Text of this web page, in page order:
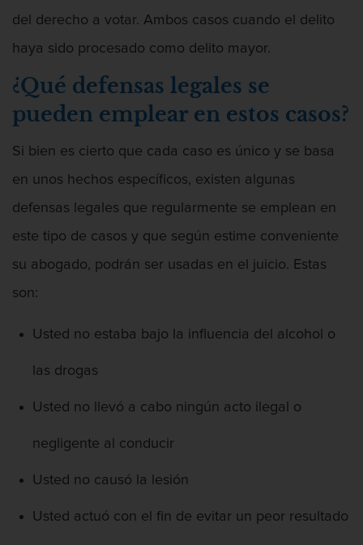
del derecho a votar. Ambos casos cuando el delito
haya sido procesado como delito mayor.
¿Qué defensas legales se
pueden emplear en estos casos?
Si bien es cierto que cada caso es único y se basa
en unos hechos específicos, existen algunas
defensas legales que regularmente se emplean en
este tipo de casos y que según estime conveniente
su abogado, podrán ser usadas en el juicio. Estas
son:
Usted no estaba bajo la influencia del alcohol o
las drogas
Usted no llevó a cabo ningún acto ilegal o
negligente al conducir
Usted no causó la lesión
Usted actuó con el fin de evitar un peor resultado